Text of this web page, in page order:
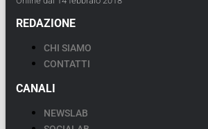
REDAZIONE
CHI SIAMO
CONTATTI
CANALI
NEWSLAB